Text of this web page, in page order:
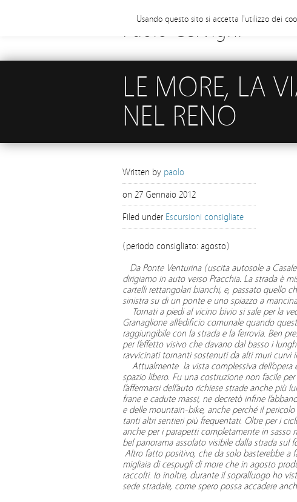
Paolo Cervigni
LE MORE, LA
NEL RENO
Written by paolo
on 27 Gennaio 2012
Filed under Escursioni consigliate
(periodo consigliato: agosto)
Da Ponte Venturina (uscita autosole a
dirigiamo in auto verso Pracchia. La strada è
cartelli rettangolari bianchi, e, passato quello
sinistra su di un ponte e uno spiazzo a
Tornati a piedi al vicino bivio si sale per la
Granaglione all’edificio comunale quando
raggiungibile con la strada e la ferrovia. Ben
per l’effetto visivo che davano dal basso i
ravvicinati tornanti sostenuti da alti muri curvi
Attualmente la vista complessiva dell’opera
spazio libero. Fu una costruzione non facile
l’affermarsi dell’auto richiese strade anche
frane e cadute massi, ne decretò infine
e delle mountain-bike, anche perché il
tanti altri sentieri più frequentati. Oltre per i
anche per i parapetti completamente in sasso
bel panorama assolato visibile dalla strada sul
Altro fatto positivo, che da solo basterebbe a
migliaia di cespugli di more che in agosto
raccolti. Io inoltre, durante il sopralluogo ho
sede stradale, come spero possa accadere
Usando questo sito si accetta l'utilizzo dei